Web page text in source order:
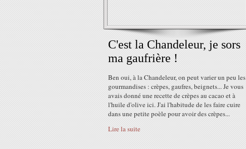
C'est la Chandeleur, je sors
ma gaufrière !
Ben oui, à la Chandeleur, on peut varier un peu les
gourmandises : crèpes, gaufres, beignets... Je vous
avais donné une recette de crèpes au cacao et à
l'huile d'olive ici. J'ai l'habitude de les faire cuire
dans une petite poèle pour avoir des crèpes...
Lire la suite